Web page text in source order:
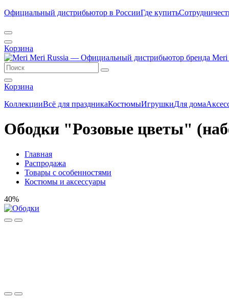
Официальный дистрибьютор в РоссииГде купить
Корзина
Корзина
КоллекцииВсё для праздникаКостюмыИгрушкиДля дома
Ободки "Розовые цветы"
Главная
Распродажа
Товары с особенностями
Костюмы и аксессуары
40%